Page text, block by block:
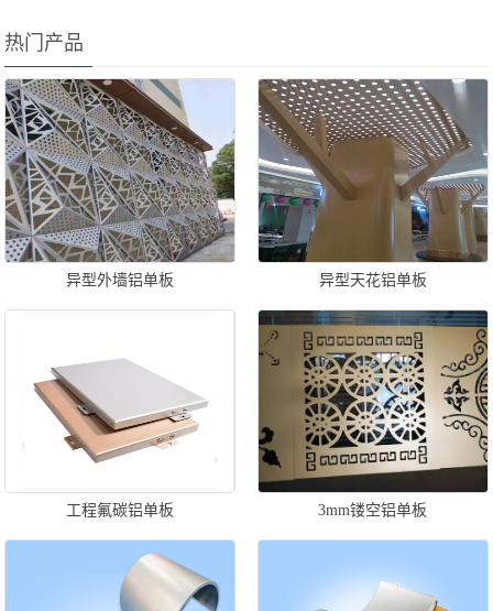
热门产品
异型外墙铝单板 异型天花铝单板
工程氟碳铝单板 3mm镂空铝单板